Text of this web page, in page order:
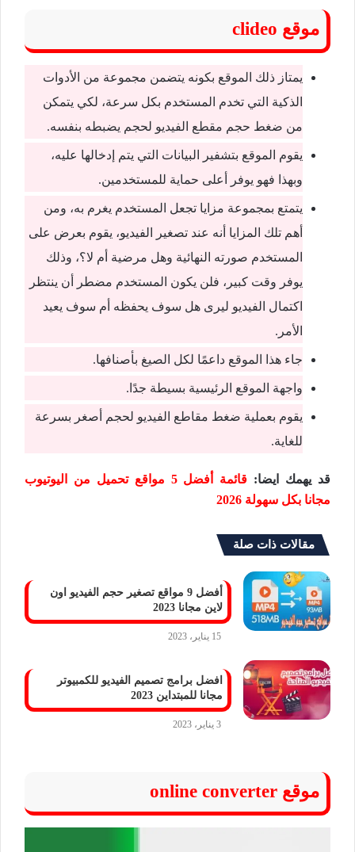
موقع clideo
يمتاز ذلك الموقع بكونه يتضمن مجموعة من الأدوات
الذكية التي تخدم المستخدم بكل سرعة، لكي يتمكن
من ضغط حجم مقطع الفيديو لحجم يضبطه بنفسه.
يقوم الموقع بتشفير البيانات التي يتم إدخالها عليه،
وبهذا فهو يوفر أعلى حماية للمستخدمين.
يتمتع بمجموعة مزايا تجعل المستخدم يغرم به، ومن
أهم تلك المزايا أنه عند تصغير الفيديو، يقوم بعرض على
المستخدم صورته النهائية وهل مرضية أم لا؟، وذلك
يوفر وقت كبير، فلن يكون المستخدم مضطر أن ينتظر
اكتمال الفيديو ليرى هل سوف يحفظه أم سوف يعيد
الأمر.
جاء هذا الموقع داعمًا لكل الصيغ بأصنافها.
واجهة الموقع الرئيسية بسيطة جدًا.
يقوم بعملية ضغط مقاطع الفيديو لحجم أصغر بسرعة
للغاية.
قد يهمك ايضا:
قائمة أفضل 5 مواقع تحميل من اليوتيوب
مجانا بكل سهولة 2026
مقالات ذات صلة
أفضل 9 مواقع تصغير حجم الفيديو اون
لاين مجانا 2023
15 يناير، 2023
افضل برامج تصميم الفيديو للكمبيوتر
مجانا للمبتداين 2023
3 يناير، 2023
موقع online converter